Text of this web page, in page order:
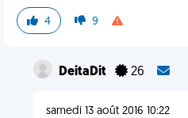
4 9
DeitaDit 26
samedi 13 août 2016 10:22